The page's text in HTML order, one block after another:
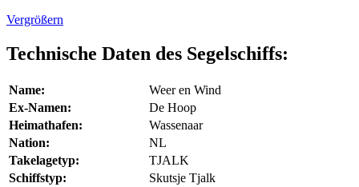
Vergrößern
Technische Daten des Segelschiffs:
Name:
Weer en Wind
Ex-Namen:
De Hoop
Heimathafen:
Wassenaar
Nation:
NL
Takelagetyp:
TJALK
Schiffstyp:
Skutsje Tjalk